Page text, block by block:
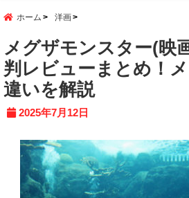
ホーム 洋画
メグザモンスター(映
判レビューまとめ！
違いを解説
2025年7月12日